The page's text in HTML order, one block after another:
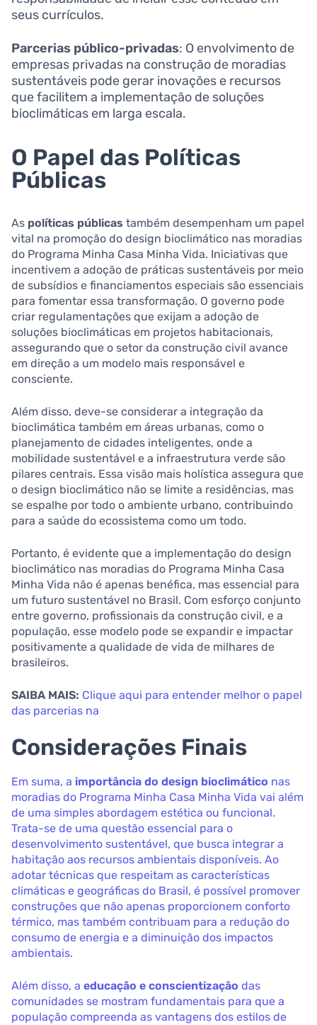
seus currículos.
Parcerias público-privadas: O envolvimento de
empresas privadas na construção de moradias
sustentáveis pode gerar inovações e recursos
que facilitem a implementação de soluções
bioclimáticas em larga escala.
O Papel das Políticas
Públicas
As políticas públicas também desempenham um papel
vital na promoção do design bioclimático nas moradias
do Programa Minha Casa Minha Vida. Iniciativas que
incentivem a adoção de práticas sustentáveis por meio
de subsídios e financiamentos especiais são essenciais
para fomentar essa transformação. O governo pode
criar regulamentações que exijam a adoção de
soluções bioclimáticas em projetos habitacionais,
assegurando que o setor da construção civil avance
em direção a um modelo mais responsável e
consciente.
Além disso, deve-se considerar a integração da
bioclimática também em áreas urbanas, como o
planejamento de cidades inteligentes, onde a
mobilidade sustentável e a infraestrutura verde são
pilares centrais. Essa visão mais holística assegura que
o design bioclimático não se limite a residências, mas
se espalhe por todo o ambiente urbano, contribuindo
para a saúde do ecossistema como um todo.
Portanto, é evidente que a implementação do design
bioclimático nas moradias do Programa Minha Casa
Minha Vida não é apenas benéfica, mas essencial para
um futuro sustentável no Brasil. Com esforço conjunto
entre governo, profissionais da construção civil, e a
população, esse modelo pode se expandir e impactar
positivamente a qualidade de vida de milhares de
brasileiros.
SAIBA MAIS: Clique aqui para entender melhor o papel
das parcerias na
Considerações Finais
Em suma, a importância do design bioclimático nas
moradias do Programa Minha Casa Minha Vida vai além
de uma simples abordagem estética ou funcional.
Trata-se de uma questão essencial para o
desenvolvimento sustentável, que busca integrar a
habitação aos recursos ambientais disponíveis. Ao
adotar técnicas que respeitam as características
climáticas e geográficas do Brasil, é possível promover
construções que não apenas proporcionem conforto
térmico, mas também contribuam para a redução do
consumo de energia e a diminuição dos impactos
ambientais.
Além disso, a educação e conscientização das
comunidades se mostram fundamentais para que a
população compreenda as vantagens dos estilos de